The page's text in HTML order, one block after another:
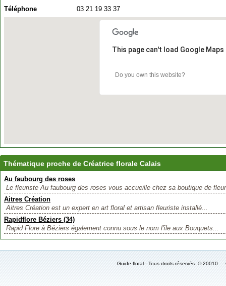
Téléphone
03 21 19 33 37
This page can't load Google
Do you own this website?
Thématique proche de Créatrice florale Calais
Au faubourg des roses
Le fleuriste Au faubourg des roses vous accueille chez sa boutique de
Aitres Création
Aitres Création est un expert en art floral et artisan fleuriste installé...
Rapidflore Béziers (34)
Rapid Flore à Béziers également connu sous le nom l'île aux Bouquets...
Guide floral - Tous droits réservés. ©